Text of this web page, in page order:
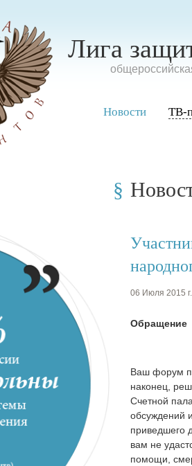
Лига
Новости ТВ-
06 Июля 2015 г.
Обращение
Ваш форум
наконец,
Счетной
обсуждений
приведшего
вам не
помощи,